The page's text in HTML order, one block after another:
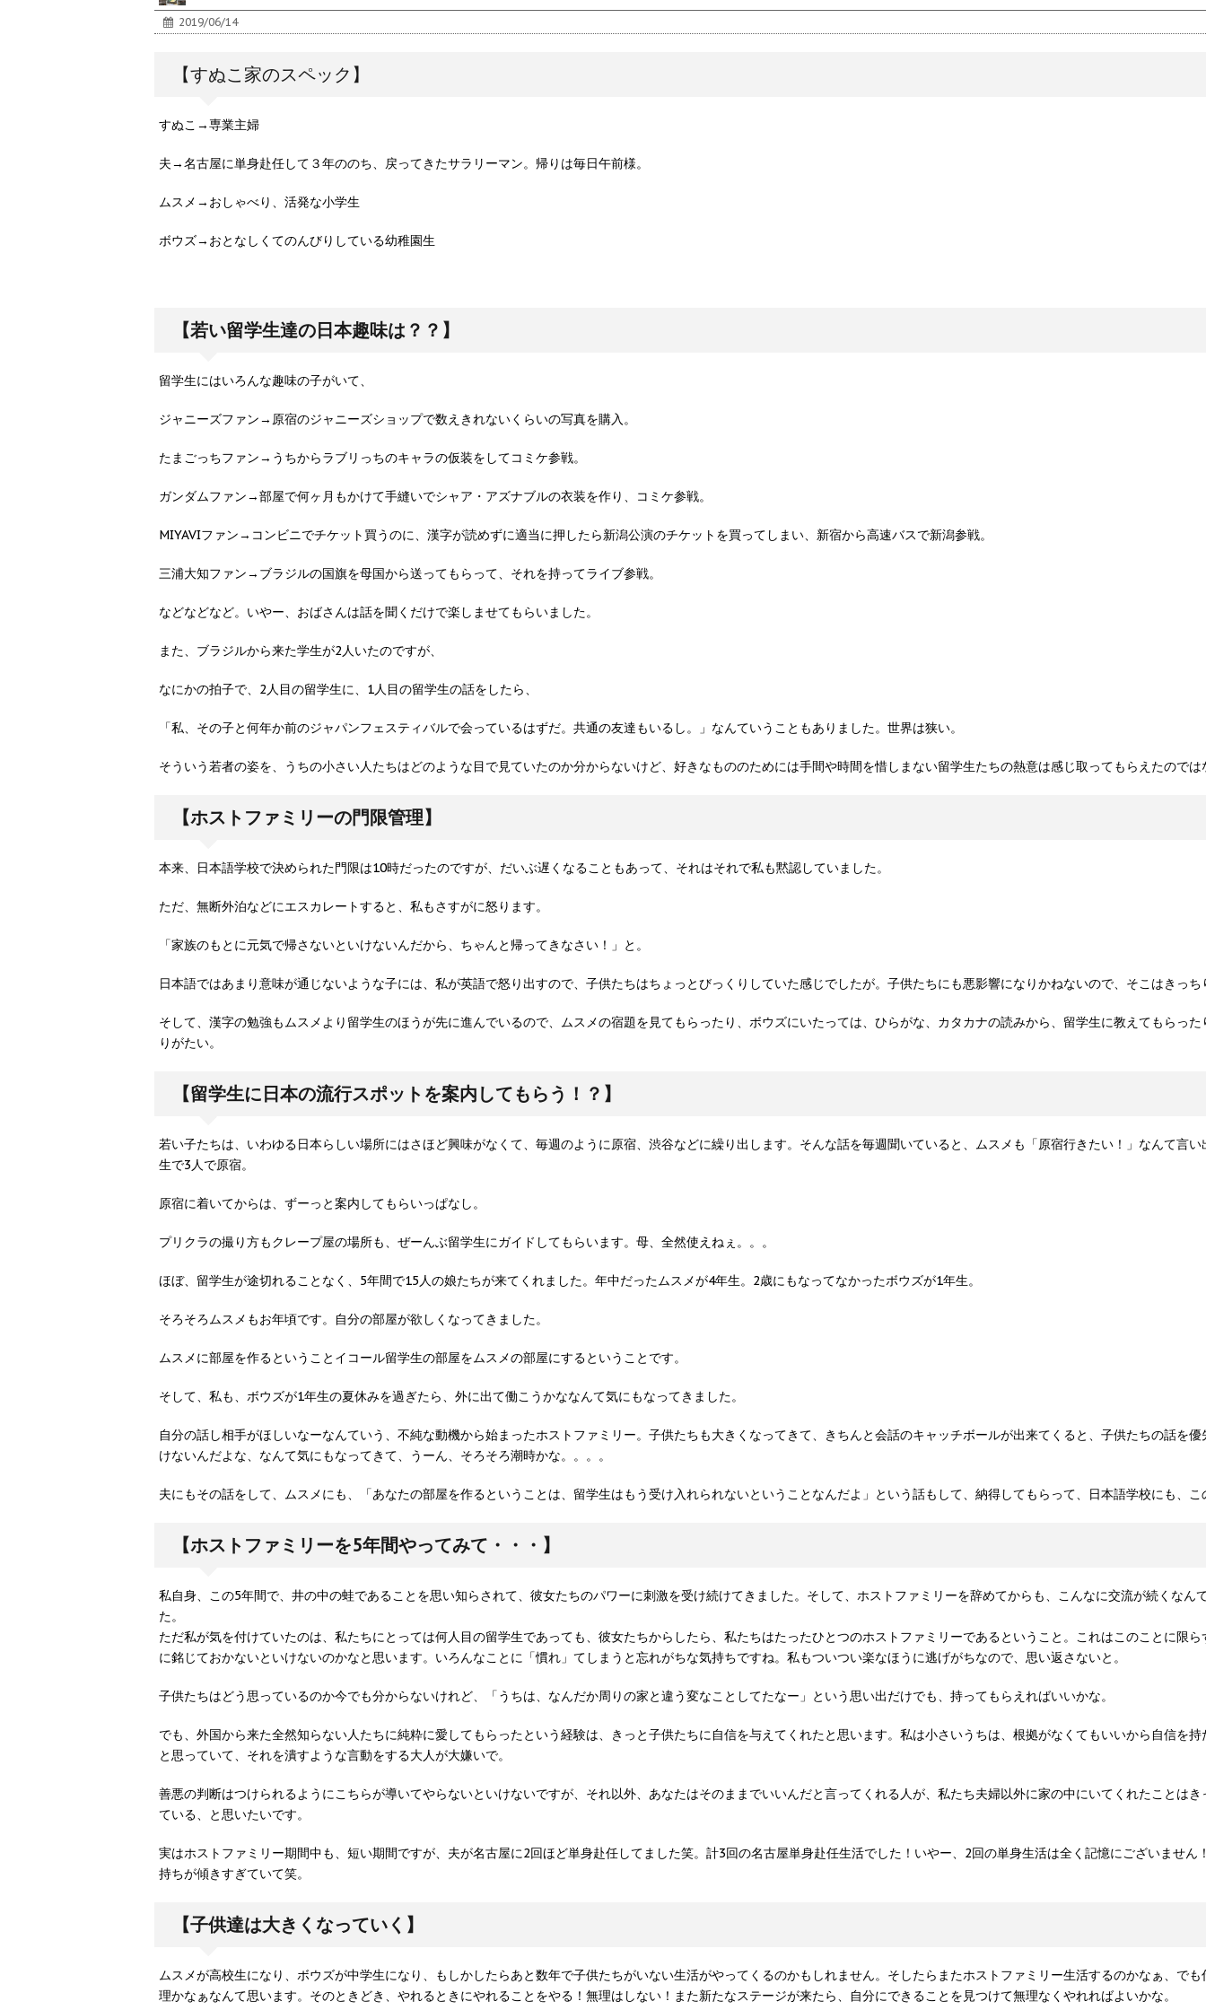
2019/06/14
【すぬこ家のスペック】
すぬこ→専業主婦
夫→名古屋に単身赴任して３年ののち、戻ってきたサラリーマン。帰りは毎日午前様。
ムスメ→おしゃべり、活発な小学生
ボウズ→おとなしくてのんびりしている幼稚園生
【若い留学生達の日本趣味は？？】
留学生にはいろんな趣味の子がいて、
ジャニーズファン→原宿のジャニーズショップで数えきれないくらいの写真を購入。
たまごっちファン→うちからラブリっちのキャラの仮装をしてコミケ参戦。
ガンダムファン→部屋で何ヶ月もかけて手縫いでシャア・アズナブルの衣装を作り、コミケ参戦。
MIYAVIファン→コンビニでチケット買うのに、漢字が読めずに適当に押したら新潟公演のチケットを買ってしまい、新宿から高速バスで新潟参戦。
三浦大知ファン→ブラジルの国旗を母国から送ってもらって、それを持ってライブ参戦。
などなどなど。いやー、おばさんは話を聞くだけで楽しませてもらいました。
また、ブラジルから来た学生が2人いたのですが、
なにかの拍子で、2人目の留学生に、1人目の留学生の話をしたら、
「私、その子と何年か前のジャパンフェスティバルで会っているはずだ。共通の友達もいるし。」なんていうこともありました。世界は狭い。
そういう若者の姿を、うちの小さい人たちはどのような目で見ていたのか分からないけど、好きなもののためには手間や時間を惜しまない留学生たちの熱意は感じ取ってもらえたので
【ホストファミリーの門限管理】
本来、日本語学校で決められた門限は10時だったのですが、だいぶ遅くなることもあって、それはそれで私も黙認していました。
ただ、無断外泊などにエスカレートすると、私もさすがに怒ります。
「家族のもとに元気で帰さないといけないんだから、ちゃんと帰ってきなさい！」と。
日本語ではあまり意味が通じないような子には、私が英語で怒り出すので、子供たちはちょっとびっくりしていた感じでしたが。子供たちにも悪影響になりかねないので、そこはきっ
そして、漢字の勉強もムスメより留学生のほうが先に進んでいるので、ムスメの宿題を見てもらったり、ボウズにいたっては、ひらがな、カタカナの読みから、留学生に教えてもらっ
りがたい。
【留学生に日本の流行スポットを案内してもらう！？】
若い子たちは、いわゆる日本らしい場所にはさほど興味がなくて、毎週のように原宿、渋谷などに繰り出します。そんな話を毎週聞いていると、ムスメも「原宿行きたい！」なんて言
生で3人で原宿。
原宿に着いてからは、ずーっと案内してもらいっぱなし。
プリクラの撮り方もクレープ屋の場所も、ぜーんぶ留学生にガイドしてもらいます。母、全然使えねぇ。。。
ほぼ、留学生が途切れることなく、5年間で15人の娘たちが来てくれました。年中だったムスメが4年生。2歳にもなってなかったボウズが1年生。
そろそろムスメもお年頃です。自分の部屋が欲しくなってきました。
ムスメに部屋を作るということイコール留学生の部屋をムスメの部屋にするということです。
そして、私も、ボウズが1年生の夏休みを過ぎたら、外に出て働こうかななんて気にもなってきました。
自分の話し相手がほしいなーなんていう、不純な動機から始まったホストファミリー。子供たちも大きくなってきて、きちんと会話のキャッチボールが出来てくると、子供たちの話を
けないんだよな、なんて気にもなってきて、うーん、そろそろ潮時かな。。。。
夫にもその話をして、ムスメにも、「あなたの部屋を作るということは、留学生はもう受け入れられないということなんだよ」という話もして、納得してもらって、日本語学校にも、
【ホストファミリーを5年間やってみて・・・】
私自身、この5年間で、井の中の蛙であることを思い知らされて、彼女たちのパワーに刺激を受け続けてきました。そして、ホストファミリーを辞めてからも、こんなに交流が続くなん
た。
ただ私が気を付けていたのは、私たちにとっては何人目の留学生であっても、彼女たちからしたら、私たちはたったひとつのホストファミリーであるということ。これはこのことに限
に銘じておかないといけないのかなと思います。いろんなことに「慣れ」てしまうと忘れがちな気持ちですね。私もついつい楽なほうに逃げがちなので、思い返さないと。
子供たちはどう思っているのか今でも分からないけれど、「うちは、なんだか周りの家と違う変なことしてたなー」という思い出だけでも、持ってもらえればいいかな。
でも、外国から来た全然知らない人たちに純粋に愛してもらったという経験は、きっと子供たちに自信を与えてくれたと思います。私は小さいうちは、根拠がなくてもいいから自信を
と思っていて、それを潰すような言動をする大人が大嫌いで。
善悪の判断はつけられるようにこちらが導いてやらないといけないですが、それ以外、あなたはそのままでいいんだと言ってくれる人が、私たち夫婦以外に家の中にいてくれたことは
ている、と思いたいです。
実はホストファミリー期間中も、短い期間ですが、夫が名古屋に2回ほど単身赴任してました笑。計3回の名古屋単身赴任生活でした！いやー、2回の単身生活は全く記憶にございません
持ちが傾きすぎていて笑。
【子供達は大きくなっていく】
ムスメが高校生になり、ボウズが中学生になり、もしかしたらあと数年で子供たちがいない生活がやってくるのかもしれません。そしたらまたホストファミリー生活するのかなぁ、で
理かなぁなんて思います。そのときどき、やれるときにやれることをやる！無理はしない！また新たなステージが来たら、自分にできることを見つけて無理なくやれればよいかな。